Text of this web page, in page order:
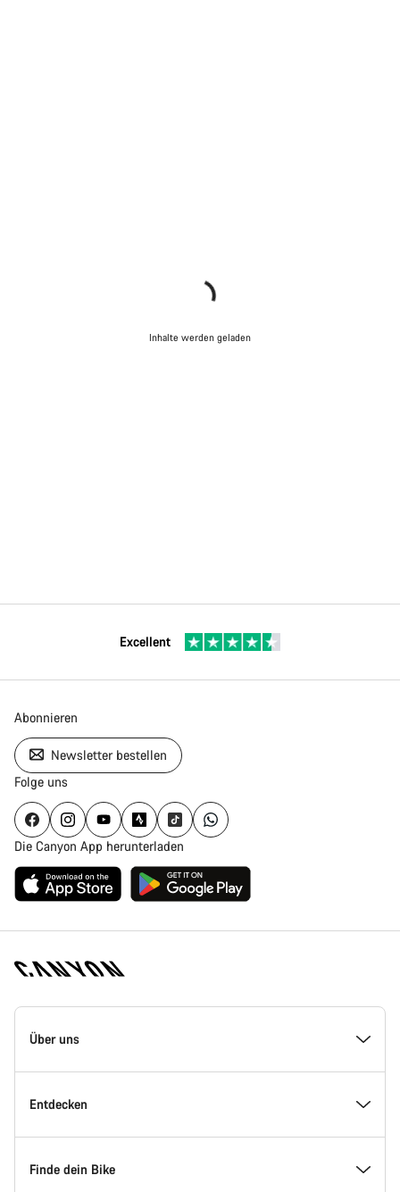
Inhalte werden geladen
Excellent
Abonnieren
Newsletter bestellen
Folge uns
Die Canyon App herunterladen
Canyon
Homepage
Über uns
Inside Canyon
Innovation bei Canyon
Entdecken
Events
Finde dein Bike